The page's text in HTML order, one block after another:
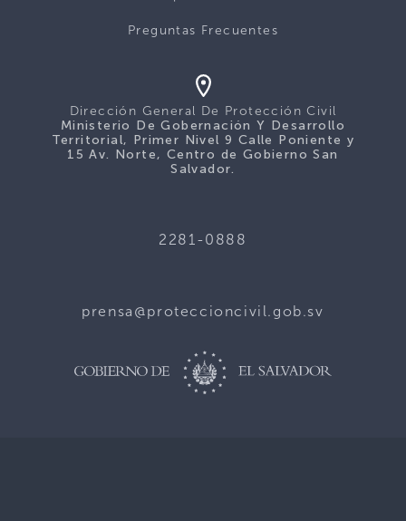
Preguntas Frecuentes
Dirección General De Protección Civil
Ministerio De Gobernación Y Desarrollo
Territorial, Primer Nivel 9 Calle Poniente y
15 Av. Norte, Centro de Gobierno San
Salvador.
2281-0888
prensa@proteccioncivil.gob.sv